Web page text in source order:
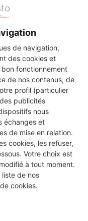
de navigation,
des cookies et
bon fonctionnement
de nos contenus, de
profil (particulier
publicités
nous
échanges et
de mise en relation.
cookies, les refuser,
Votre choix est
à tout moment.
de nos
cookies.
quel professionnel
France.